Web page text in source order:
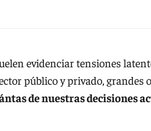
evidenciar tensiones
público y privado, grandes
de nuestras decisiones